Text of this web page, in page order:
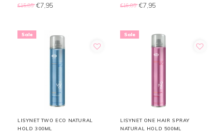
€15,85 €7,95 €16,85 €7,95
Sale
LISYNET TWO ECO NATURAL
HOLD 300ML
Sale
LISYNET ONE HAIR SPRAY
NATURAL HOLD 500ML